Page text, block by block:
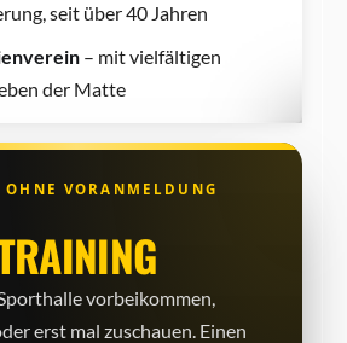
seit über 40 Jahren
– mit vielfältigen
der Matte
OHNE VORANMELDUNG
vorbeikommen,
erst mal zuschauen. Einen